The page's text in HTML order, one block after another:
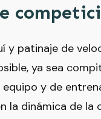
y patinaje de
ya sea
y de
la dinámica de la